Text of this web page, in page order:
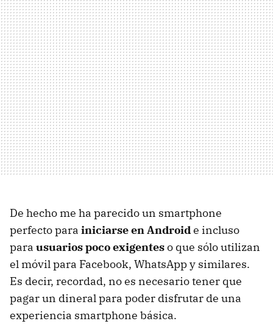
De hecho me ha parecido un smartphone
perfecto para iniciarse en Androide incluso
para usuarios poco exigenteso que sólo utilizan
el móvil para Facebook, WhatsApp y similares.
Es decir, recordad, no es necesario tener que
pagar un dineral para poder disfrutar de una
experiencia smartphone básica.